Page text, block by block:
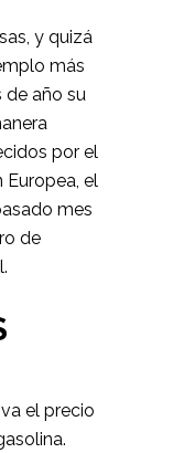
y quizá
más
de año su
por el
Europea, el
mes
de
el precio